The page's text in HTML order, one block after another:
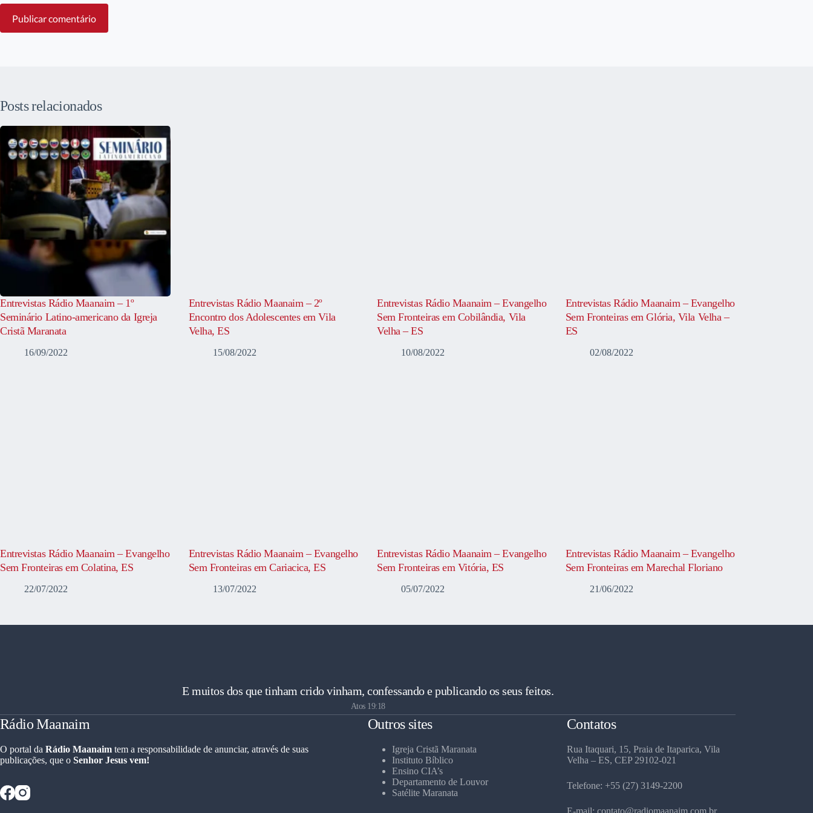
Publicar comentário
Posts relacionados
Entrevistas Rádio Maanaim – 1º
Seminário Latino-americano da Igreja
Cristã Maranata
16/09/2022
Entrevistas Rádio Maanaim – 2º
Encontro dos Adolescentes em Vila
Velha, ES
15/08/2022
Entrevistas Rádio Maanaim – Evangelho
Sem Fronteiras em Cobilândia, Vila
Velha – ES
10/08/2022
Entrevistas Rádio Maanaim – Evangelho
Sem Fronteiras em Glória, Vila Velha –
ES
02/08/2022
Entrevistas Rádio Maanaim – Evangelho
Sem Fronteiras em Colatina, ES
22/07/2022
Entrevistas Rádio Maanaim – Evangelho
Sem Fronteiras em Cariacica, ES
13/07/2022
Entrevistas Rádio Maanaim – Evangelho
Sem Fronteiras em Vitória, ES
05/07/2022
Entrevistas Rádio Maanaim – Evangelho
Sem Fronteiras em Marechal Floriano
21/06/2022
E muitos dos que tinham crido vinham, confessando e publicando os seus feitos.
Atos 19:18
Rádio Maanaim
O portal da Rádio Maanaim tem a responsabilidade de anunciar, através de suas
publicações, que o Senhor Jesus vem!
Outros sites
Igreja Cristã Maranata
Instituto Bíblico
Ensino CIA’s
Departamento de Louvor
Satélite Maranata
Contatos
Rua Itaquari, 15, Praia de Itaparica, Vila
Velha – ES, CEP 29102-021
Telefone: +55 (27) 3149-2200